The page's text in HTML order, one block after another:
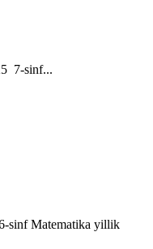
7-sinf...
sinf Matematika yillik